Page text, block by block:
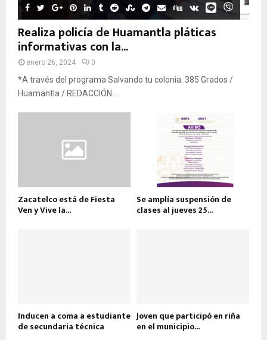
Realiza policía de Huamantla pláticas
informativas con la...
enero 26, 2024 0
*A través del programa Salvando tu colonia. 385 Grados /
Huamantla / REDACCIÓN...
Zacatelco está de Fiesta
Ven y Vive la...
Se amplía suspensión de
clases al jueves 25...
Inducen a coma a estudiante
de secundaria técnica
Joven que participó en riña
en el municipio...